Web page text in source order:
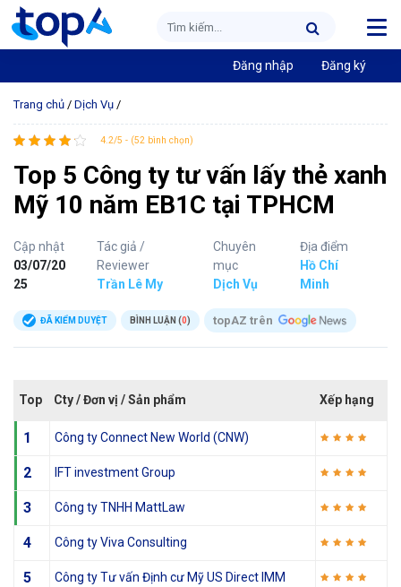
Đăng nhập Đăng ký
Trang chủ / Dịch Vụ /
4.2/5 - (52 bình chọn)
Top 5 Công ty tư vấn lấy thẻ xanh
Mỹ 10 năm EB1C tại TPHCM
Cập nhật
03/07/20
25
Tác giả /
Reviewer
Trần Lê My
Chuyên
mục
Dịch Vụ
Địa điểm
Hồ Chí
Minh
ĐÃ KIỂM DUYỆT BÌNH LUẬN (0) topAZ trên
Top Cty / Đơn vị / Sản phẩm Xếp hạng
1 Công ty Connect New World (CNW)
2 IFT investment Group
3 Công ty TNHH MattLaw
4 Công ty Viva Consulting
5 Công ty Tư vấn Định cư Mỹ US Direct IMM